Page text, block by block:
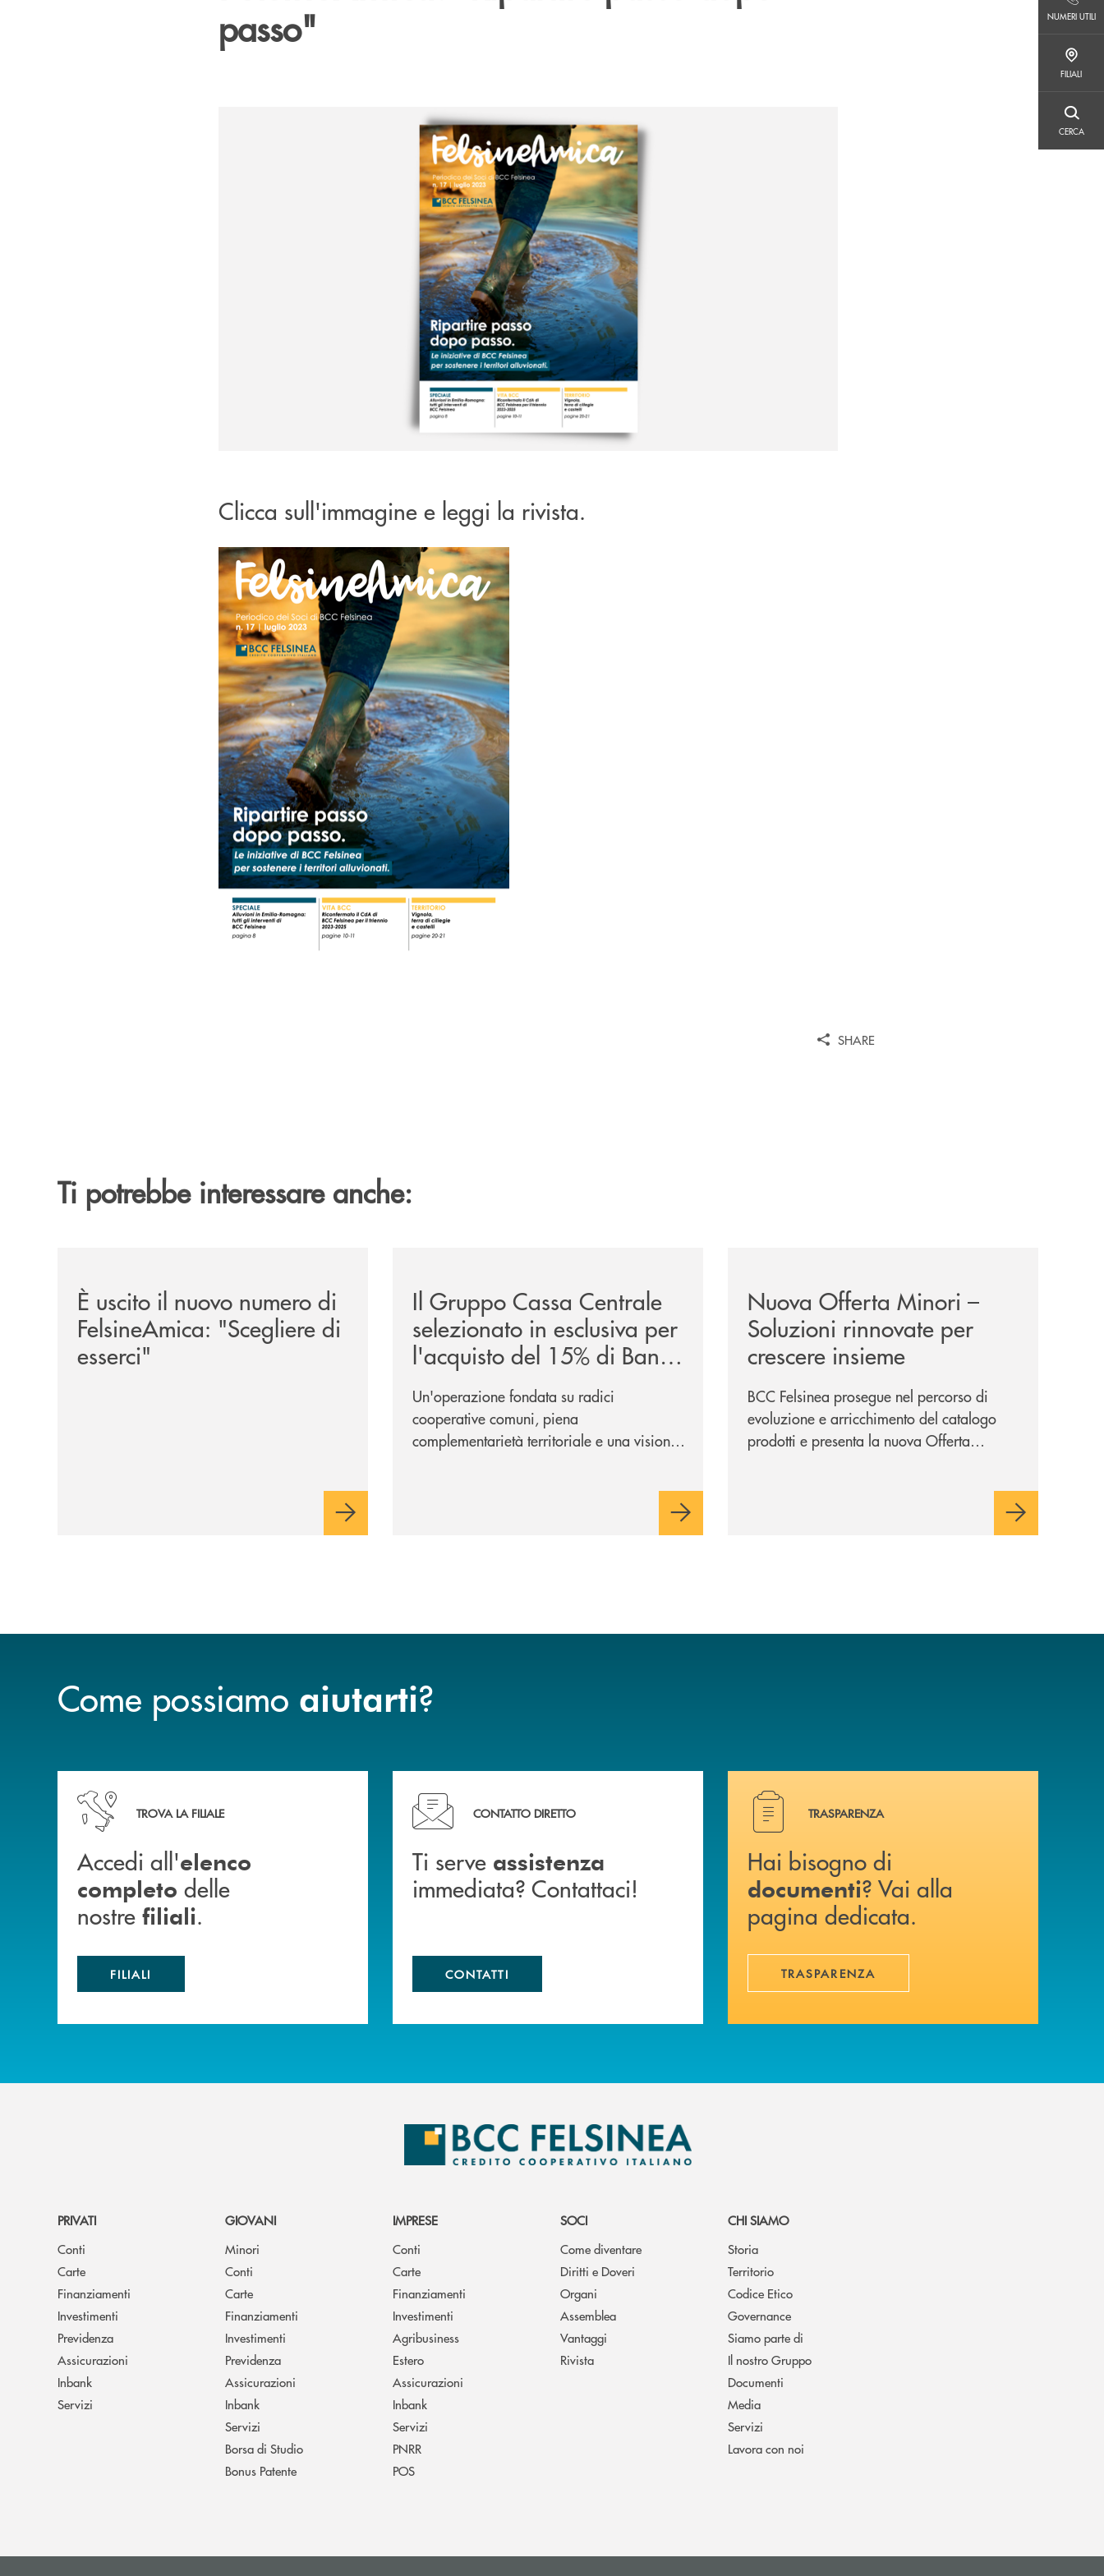
NUMERI UTILI
FILIALI
CERCA
passo"
Clicca sull'immagine e leggi la rivista.
SHARE
Ti potrebbe interessare anche:
È uscito il nuovo numero di
FelsineAmica: "Scegliere di
esserci"
Il Gruppo Cassa Centrale
selezionato in esclusiva per
l'acquisto del 15% di Banca
Cambiano 1884
Un'operazione fondata su radici
cooperative comuni, piena
complementarietà territoriale e una visione
Nuova Offerta Minori –
Soluzioni rinnovate per
crescere insieme
BCC Felsinea prosegue nel percorso di
evoluzione e arricchimento del catalogo
prodotti e presenta la nuova Offerta
Come possiamo aiutarti?
Accedi all' elenco completo delle nostre&nbsp; filiali .
TROVA LA FILIALE
Accedi all'elenco
completo delle
nostre filiali.
FILIALI
Ti serve assistenza immediata? Contattaci!
CONTATTO DIRETTO
Ti serve assistenza
immediata? Contattaci!
CONTATTI
Hai bisogno di documenti ? Vai alla pagina dedicata.
TRASPARENZA
Hai bisogno di
documenti? Vai alla
pagina dedicata.
TRASPARENZA
PRIVATI
Conti
Carte
Finanziamenti
Investimenti
Previdenza
Assicurazioni
Inbank
Servizi
GIOVANI
Minori
Conti
Carte
Finanziamenti
Investimenti
Previdenza
Assicurazioni
Inbank
Servizi
Borsa di Studio
Bonus Patente
IMPRESE
Conti
Carte
Finanziamenti
Investimenti
Agribusiness
Estero
Assicurazioni
Inbank
Servizi
PNRR
POS
SOCI
Come diventare
Diritti e Doveri
Organi
Assemblea
Vantaggi
Rivista
CHI SIAMO
Storia
Territorio
Codice Etico
Governance
Siamo parte di
Il nostro Gruppo
Documenti
Media
Servizi
Lavora con noi